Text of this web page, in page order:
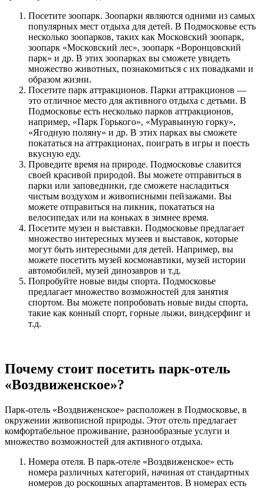
Посетите зоопарк. Зоопарки являются одними из самых
популярных мест отдыха для детей. В Подмосковье есть
несколько зоопарков, таких как Московский зоопарк,
зоопарк «Московский лес», зоопарк «Воронцовский
парк» и др. В этих зоопарках вы сможете увидеть
множество животных, познакомиться с их повадками и
образом жизни.
Посетите парк аттракционов. Парки аттракционов —
это отличное место для активного отдыха с детьми. В
Подмосковье есть несколько парков аттракционов,
например, «Парк Горького», «Муравьиную горку»,
«Ягодную поляну» и др. В этих парках вы сможете
покататься на аттракционах, поиграть в игры и поесть
вкусную еду.
Проведите время на природе. Подмосковье славится
своей красивой природой. Вы можете отправиться в
парки или заповедники, где сможете насладиться
чистым воздухом и живописными пейзажами. Вы
можете отправиться на пикник, покататься на
велосипедах или на коньках в зимнее время.
Посетите музеи и выставки. Подмосковье предлагает
множество интересных музеев и выставок, которые
могут быть интересными для детей. Например, вы
можете посетить музей космонавтики, музей истории
автомобилей, музей динозавров и т.д.
Попробуйте новые виды спорта. Подмосковье
предлагает множество возможностей для занятия
спортом. Вы можете попробовать новые виды спорта,
такие как конный спорт, горные лыжи, виндсерфинг и
т.д.
Почему стоит посетить парк-отель
«Воздвиженское»?
Парк-отель «Воздвиженское» расположен в Подмосковье, в
окружении живописной природы. Этот отель предлагает
комфортабельное проживание, разнообразные услуги и
множество возможностей для активного отдыха.
Номера отеля. В парк-отеле «Воздвиженское» есть
номера различных категорий, начиная от стандартных
номеров до роскошных апартаментов. В номерах есть